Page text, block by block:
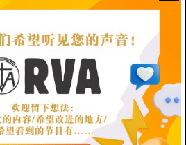
WITH US!